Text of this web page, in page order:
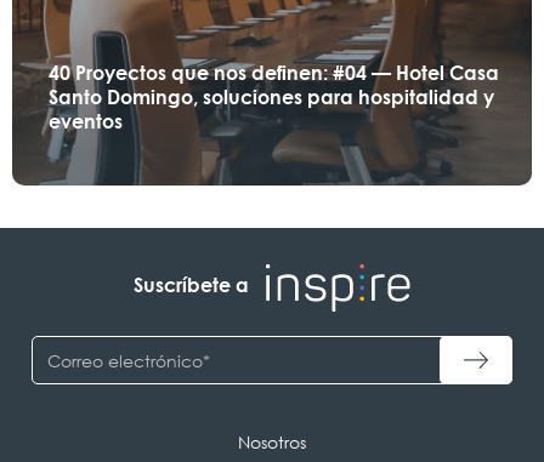
40 Proyectos que nos definen: #04 — Hotel Casa
Santo Domingo, soluciones para hospitalidad y
eventos
Suscríbete a
Nosotros